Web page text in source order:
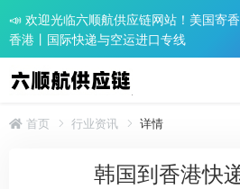
📣 欢迎光临六顺航供应链网站！美国寄
香港丨国际快递与空运进口专线
首页 行业资讯 详情
韩国到香港快